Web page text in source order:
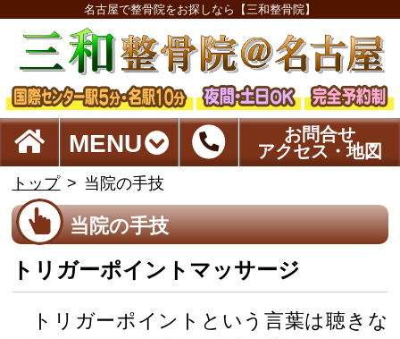
名古屋で整骨院をお探しなら【三和整骨院】
MENU
お問合せ
アクセス・地図
トップ 当院の手技
当院の手技
トリガーポイントマッサージ
トリガーポイントという言葉は聴きな